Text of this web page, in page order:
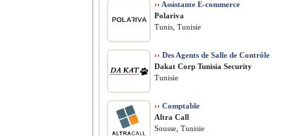
›› Assistante E-commerce
Polariva
Tunis, Tunisie
›› Des Agents de Salle de Contrôle
Dakat Corp Tunisia Security
Tunisie
›› Comptable
Altra Call
Sousse, Tunisie